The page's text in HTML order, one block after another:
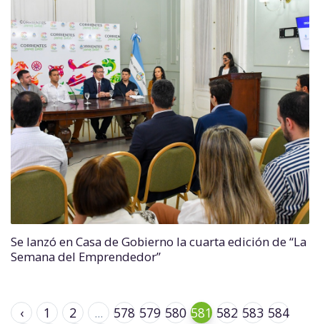
Se lanzó en Casa de Gobierno la cuarta edición de “La
Semana del Emprendedor”
‹ 1 2 ... 578 579 580 581 582 583 584